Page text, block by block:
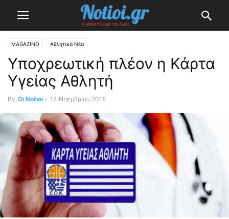
MAGAZINO Αθλητικά Νέα
Υποχρεωτική πλέον η Κάρτα
Υγείας Αθλητή
By Oi Notioi - 14 Νοεμβρίου 2018